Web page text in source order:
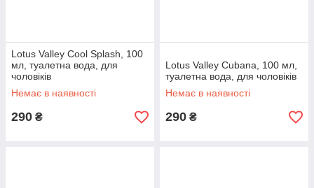
Lotus Valley Cool Splash, 100
мл, туалетна вода, для
чоловіків
Немає в наявності
290 ₴
Lotus Valley Cubana, 100 мл,
туалетна вода, для чоловіків
Немає в наявності
290 ₴